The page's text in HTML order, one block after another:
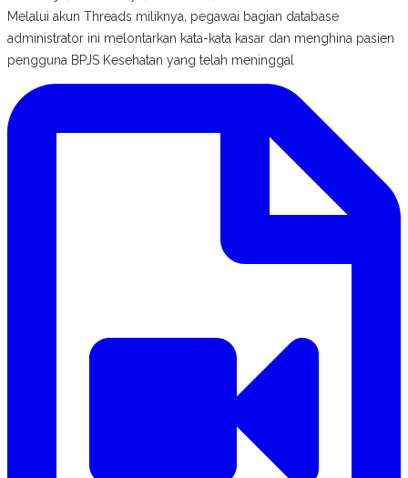
Melalui akun Threads miliknya, pegawai bagian database
administrator ini melontarkan kata-kata kasar dan menghina pasien
pengguna BPJS Kesehatan yang telah meninggal